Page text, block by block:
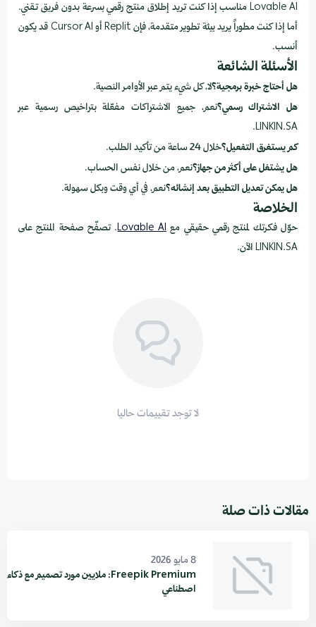
Lovable AI مناسب إذا كنت تريد إطلاق منتج رقمي بسرعة بدون فريق تقني.
أما إذا كنت مطوراً يريد بيئة تطوير متقدمة، فإن Replit أو Cursor AI قد يكون
أنسب.
الأسئلة الشائعة
هل أحتاج خبرة برمجية؟لا، كل شيء يتم عبر الأوامر النصية.
هل الاشتراك رسمي؟نعم، جميع الاشتراكات مفعّلة بتراخيص رسمية عبر
LINKIN.SA.
كم يستغرق التفعيل؟خلال 24 ساعة من تأكيد الطلب.
هل يشتغل على أكثر من جهاز؟نعم، من خلال نفس الحساب.
هل يمكن تعديل التطبيق بعد إنشائه؟نعم، في أي وقت وبكل سهولة.
الخلاصة
حوّل فكرتك لمنتج رقمي حقيقي معLovable AI. تصفّح صفحة المنتج على
LINKIN.SA الآن.
لا توجد تقييمات حاليا
مقالات ذات صلة
8 مايو 2026
Freepik Premium: ملايين مورد تصميم مع ذكاء
اصطناعي